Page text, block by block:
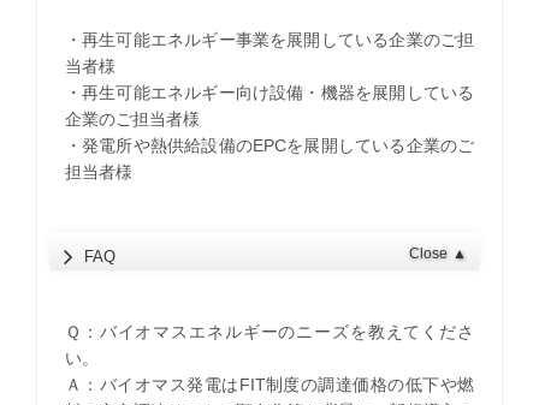
・再生可能エネルギー事業を展開している企業のご担
当者様
・再生可能エネルギー向け設備・機器を展開している
企業のご担当者様
・発電所や熱供給設備のEPCを展開している企業のご
担当者様
FAQ Close ▲
Ｑ：バイオマスエネルギーのニーズを教えてくださ
い。
Ａ：バイオマス発電はFIT制度の調達価格の低下や燃